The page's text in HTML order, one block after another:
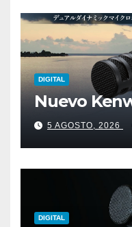
DIGITAL
Nuevo
5 AGOSTO, 2026
DIGITAL